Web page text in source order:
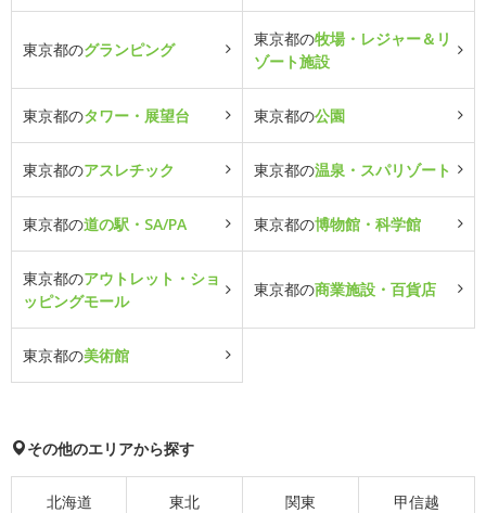
東京都のグランピング
東京都の牧場・レジャー＆リ
ゾート施設
東京都のタワー・展望台 東京都の公園
東京都のアスレチック 東京都の温泉・スパリゾート
東京都の道の駅・SA/PA 東京都の博物館・科学館
東京都のアウトレット・ショ
ッピングモール
東京都の商業施設・百貨店
東京都の美術館
その他のエリアから探す
北海道 東北 関東 甲信越